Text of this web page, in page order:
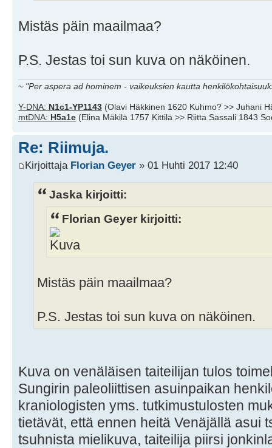
Mistäs päin maailmaa?
P.S. Jestas toi sun kuva on näköinen.
~ "Per aspera ad hominem - vaikeuksien kautta
Y-DNA: N1c1-YP1143 (Olavi Häkkinen 1620 Kuhmo? >> Juhani
mtDNA: H5a1e (Elina Mäkilä 1757 Kittilä >> Riitta Sassali 1843
Re: Riimuja.
Kirjoittaja Florian Geyer » 01 Huhti 2017 12:40
Jaska kirjoitti:
Florian Geyer kirjoitti:
Mistäs päin maailmaa?
P.S. Jestas toi sun kuva on näköinen.
Kuva on venäläisen taiteilijan tulos
Sungirin paleoliittisen asuinpaikan
kraniologisten yms. tutkimustulosten
tietävät, että ennen heitä Venäjällä asui
tsuhnista mielikuva, taiteilija piirsi